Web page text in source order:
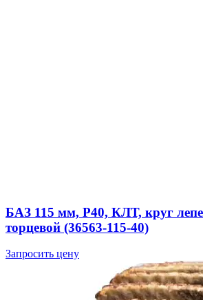
БАЗ 115 мм, P40, КЛТ, круг
торцевой (36563-115-40)
Запросить цену